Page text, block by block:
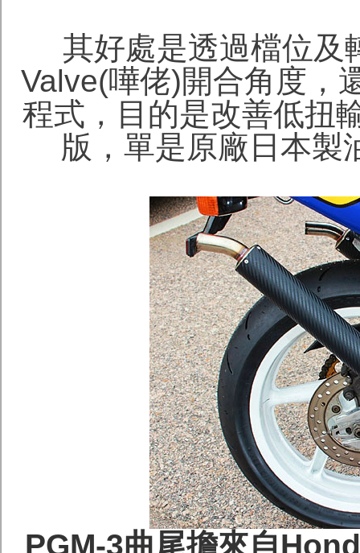
其好處是透過檔位及
Valve(嘩佬)開合角度，
程式，目的是改善低扭
版，單是原廠日本製
PGM-3曲尾擔來自